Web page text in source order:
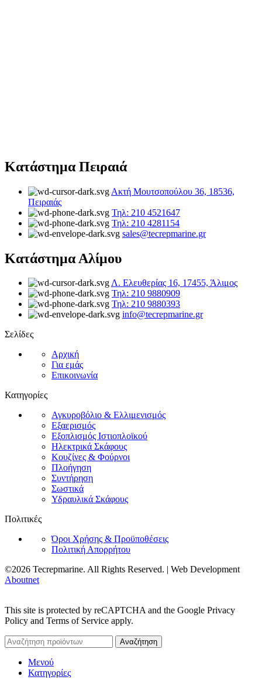
Κατάστημα Πειραιά
Ακτή Μουτσοπούλου 36, 18536,
Πειραιάς
Τηλ: 210 4521647
Τηλ: 210 4281154
sales@tecrepmarine.gr
Κατάστημα Αλίμου
Λ. Ελευθερίας 16, 17455, Άλιμος
Τηλ: 210 9880909
Τηλ: 210 9880393
info@tecrepmarine.gr
Σελίδες
Αρχική
Για εμάς
Επικοινωνία
Κατηγορίες
Αγκυροβόλιο & Ελλιμενισμός
Εξαερισμός
Εξοπλισμός Ιστιοπλοϊκού
Ηλεκτρικά Σκάφους
Κουζίνες & Φούρνοι
Πλοήγηση
Συντήρηση
Σωστικά
Υδραυλικά Σκάφους
Πολιτικές
Όροι Χρήσης & Προϋποθέσεις
Πολιτική Απορρήτου
©2026 Tecrepmarine. All Rights Reserved. | Web Development
Aboutnet
This site is protected by reCAPTCHA and the Google Privacy
Policy and Terms of Service apply.
Αναζήτηση
Μενού
Κατηγορίες